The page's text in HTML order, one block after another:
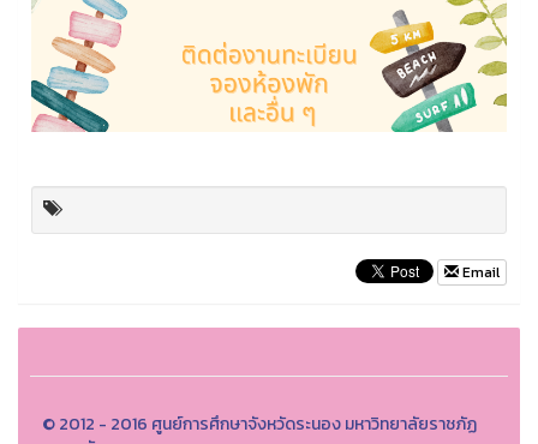
Email
© 2012 - 2016 ศูนย์การศึกษาจังหวัดระนอง มหาวิทยาลัยราชภัฏ